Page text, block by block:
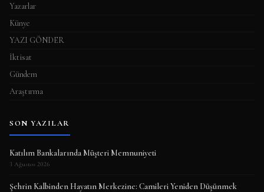
Yazarlar
Künye
YAZI GÖNDER
İktisat
Gündem
Araştırma
SON YAZILAR
Katılım Bankalarında Müşteri Memnuniyeti
3 Ağustos 2026
Şehrin Kalbinden Hayatın Merkezine: Camileri Yeniden Düşünmek